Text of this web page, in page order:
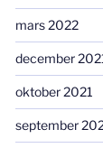
mars 2022
december
oktober 2021
september